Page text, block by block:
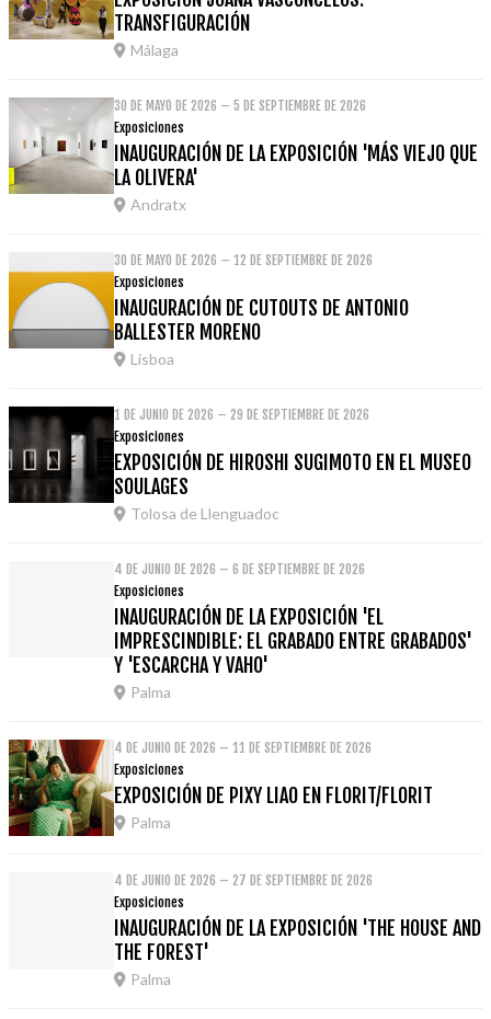
TRANSFIGURACIÓN
Málaga
30 DE MAYO DE 2026 – 5 DE SEPTIEMBRE DE 2026
Exposiciones
INAUGURACIÓN DE LA EXPOSICIÓN 'MÁS VIEJO QUE
LA OLIVERA'
Andratx
30 DE MAYO DE 2026 – 12 DE SEPTIEMBRE DE 2026
Exposiciones
INAUGURACIÓN DE CUTOUTS DE ANTONIO
BALLESTER MORENO
Lisboa
1 DE JUNIO DE 2026 – 29 DE SEPTIEMBRE DE 2026
Exposiciones
EXPOSICIÓN DE HIROSHI SUGIMOTO EN EL MUSEO
SOULAGES
Tolosa de Llenguadoc
4 DE JUNIO DE 2026 – 6 DE SEPTIEMBRE DE 2026
Exposiciones
INAUGURACIÓN DE LA EXPOSICIÓN 'EL
IMPRESCINDIBLE: EL GRABADO ENTRE GRABADOS'
Y 'ESCARCHA Y VAHO'
Palma
4 DE JUNIO DE 2026 – 11 DE SEPTIEMBRE DE 2026
Exposiciones
EXPOSICIÓN DE PIXY LIAO EN FLORIT/FLORIT
Palma
4 DE JUNIO DE 2026 – 27 DE SEPTIEMBRE DE 2026
Exposiciones
INAUGURACIÓN DE LA EXPOSICIÓN 'THE HOUSE AND
THE FOREST'
Palma